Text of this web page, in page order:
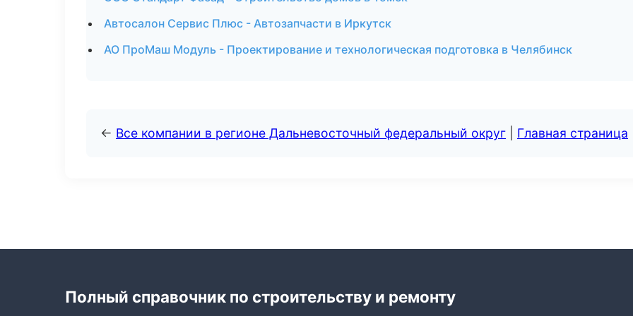
Автосалон Сервис Плюс - Автозапчасти в Иркутск
АО ПроМаш Модуль - Проектирование и технологическая подготовка в Челябинск
← Все компании в регионе Дальневосточный федеральный округ Главная страница
Полный справочник по строительству и ремонту